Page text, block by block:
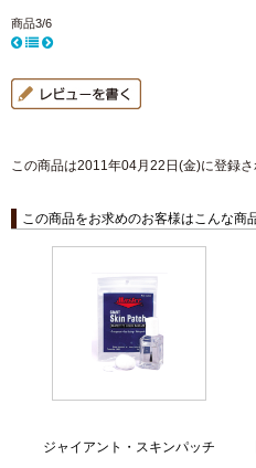
商品3/6
この商品は2011年04月22日(金)に登録さ
この商品をお求めのお客様はこんな商
ジャイアント・スキンパッチ